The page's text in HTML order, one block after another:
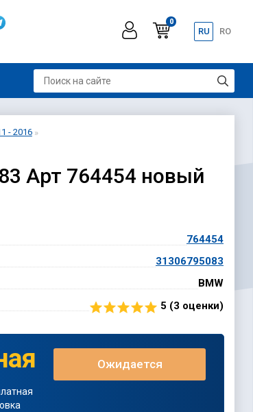
0
RU RO
- 2016
Арт 764454 новый
764454
31306795083
BMW
5 (3 оценки)
Ожидается